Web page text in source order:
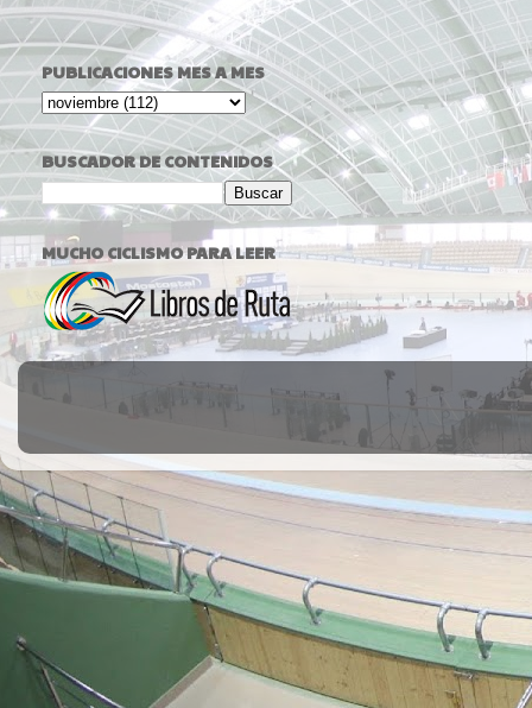
PUBLICACIONES MES A MES
BUSCADOR DE CONTENIDOS
MUCHO CICLISMO PARA LEER